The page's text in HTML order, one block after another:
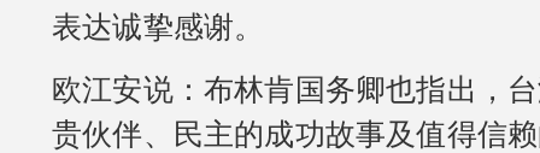
表达诚挚感谢。
欧江安说：布林肯国务卿也指出，
贵伙伴、民主的成功故事及值得信